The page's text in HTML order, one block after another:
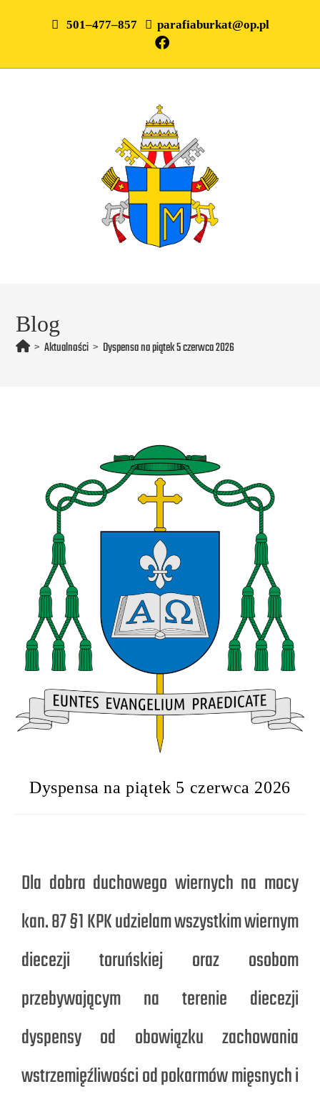
501–477–857 parafiaburkat@op.pl
Blog
> Aktualności > Dyspensa na piątek 5 czerwca 2026
Dyspensa na piątek 5 czerwca 2026
Dla dobra duchowego wiernych na mocy
kan. 87 §1 KPK udzielam wszystkim wiernym
diecezji toruńskiej oraz osobom
przebywającym na terenie diecezji
dyspensy od obowiązku zachowania
wstrzemięźliwości od pokarmów mięsnych i